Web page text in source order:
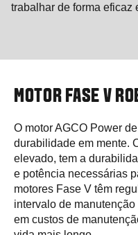
trabalhar de forma eficaz
MOTOR FASE V
O motor AGCO Power
durabilidade em mente.
elevado, tem a
e potência necessárias
motores Fase V têm
intervalo de
em custos de